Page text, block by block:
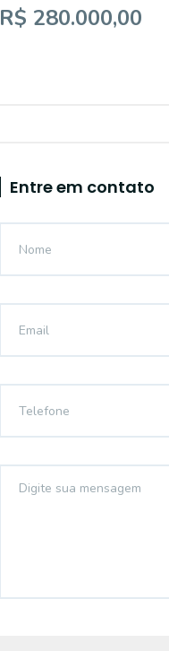
R$ 280.000,00
Entre em contato